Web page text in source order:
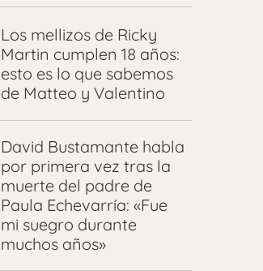
Los mellizos de Ricky
Martin cumplen 18 años:
esto es lo que sabemos
de Matteo y Valentino
David Bustamante habla
por primera vez tras la
muerte del padre de
Paula Echevarría: «Fue
mi suegro durante
muchos años»